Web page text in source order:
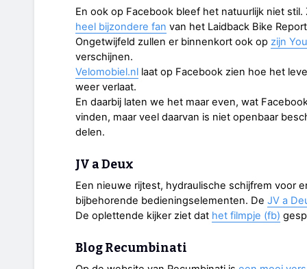
En ook op Facebook bleef het natuurlijk niet
heel bijzondere fan van het Laidback Bike
Ongetwijfeld zullen er binnenkort ook op zijn
verschijnen.
Velomobiel.nl laat op Facebook zien hoe het
weer verlaat.
En daarbij laten we het maar even, wat
vinden, maar veel daarvan is niet openbaar
delen.
JV a Deux
Een nieuwe rijtest, hydraulische schijfrem voor
bijbehorende bedieningselementen. De JV a
De oplettende kijker ziet dat het filmpje (fb)
Blog Recumbinati